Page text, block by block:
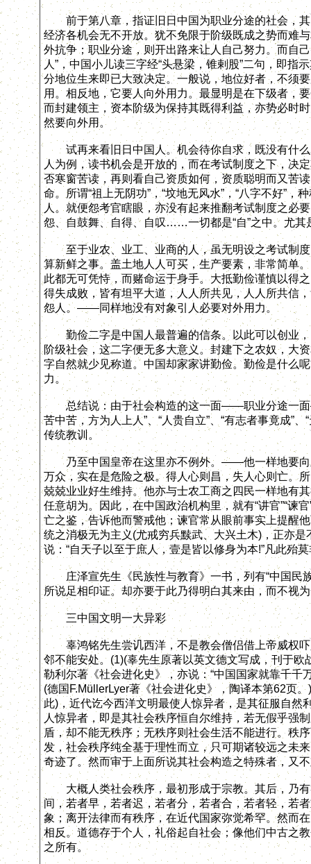
前于第八章，指证旧日中国为职业分途的社会，其
经济各机会无不开放。犹不免限于阶级既成之势而难
外抗争；职业分途，则开出路来让人自己努力。而自
人”，中国小儿读三字经“头悬梁，锥剌股”二句，即
分地位生来即已大致决定。一般说，地位好者，不须
用。相反地，它要人向外用力。最显明是在下级者，
而封建领主，资本阶级为保持其既得利益，亦势必时
然要向外用。
试再来看旧日中国人。机会待你自求，既没有什么
人为例，读书机会是开放的，而在考试制度之下，决
否寒窗苦读，再则看自己资质如何，资质聪明而又苦
命。所谓“祖上无阴功”，“坟地无风水”，“八字不好”
人。就便怨考官瞎眼，亦没有起来推翻考试制度之
怨、自鼓舞、自得、自叹……一切都是“自”之中。尤
至于业农、业工、业商的人，虽无明设之考试制度
算新鲜之事。盖土地人人可买，生产要素，非常简单
此都无可凭恃，而赌命运于身手。大抵勤俭谨慎以得
得失成败，皆有坦平大道，人人所共见，人人所共信
怨人。——同样地没有对象引人必要对外用力。
勤俭二字是中国人最普遍的信条。以此可以创业，
阶级社会，这二字便无多大意义。封建下之农奴，大
字自然就少见称道。中国却家家讲勤俭。勤俭是什么
力。
总结说：由于社会构造的这一面——职业分途一面
苦中苦，方为人上人”、“人贵自立”、“有志者事竟成”
传统教训。
乃至中国皇帝在这里亦不例外。——他一样地要向
万众，实在是危险之极。得人心则昌，失人心则亡。
兢兢业业好生维持。他亦与士农工商之四民一样地有
任意胡为。因此，在中国政治机构里，就有“讲官”“谏
亡之鉴，告诉他而警戒他；谏官常从眼前事实上提醒
统之消极无为主义(尤戒穷兵黩武、大兴土木)，正亦
说：“自天子以至于庶人，壹是皆以修身为本!”凡此殆
庄泽宣先生《民族性与教育》一书，列有“中国民族
所说足相印证。却亦要于此乃得明白其来由，而不视
三中国文明一大异彩
辜鸿铭先生尝讥西洋，不是教会僧侣借上帝威权吓
邻不能安处。(1)(辜先生原著以英文德文写成，刊于
勒利尔著《社会进化史》，亦说：“中国国家就靠千千
(德国F.MüllerLyer著《社会进化史》，陶译本第62页
此)，近代讫今西洋文明最使人惊异者，是其征服自然
人惊异者，即是其社会秩序恒自尔维持，若无假乎强
盾，却不能无秩序；无秩序则社会生活不能进行。秩
发，社会秩序纯全基于理性而立，只可期诸较远之未
奇迹了。然而审于上面所说其社会构造之特殊者，又
大概人类社会秩序，最初形成于宗教。其后，乃有
间，若者早，若者迟，若者分，若者合，若者轻，若
象；离开法律而有秩序，在近代国家弥觉希罕。然而
相反。道德存于个人，礼俗起自社会；像他们中古之
之所有。